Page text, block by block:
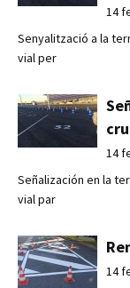
14
Senyalització a la
vial per
14
Señalización en la
vial par
14